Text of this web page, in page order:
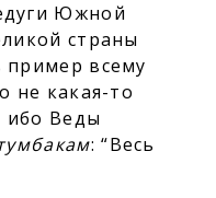
Южной
страны
пример всему
не какая-то
ибо Веды
: “Весь